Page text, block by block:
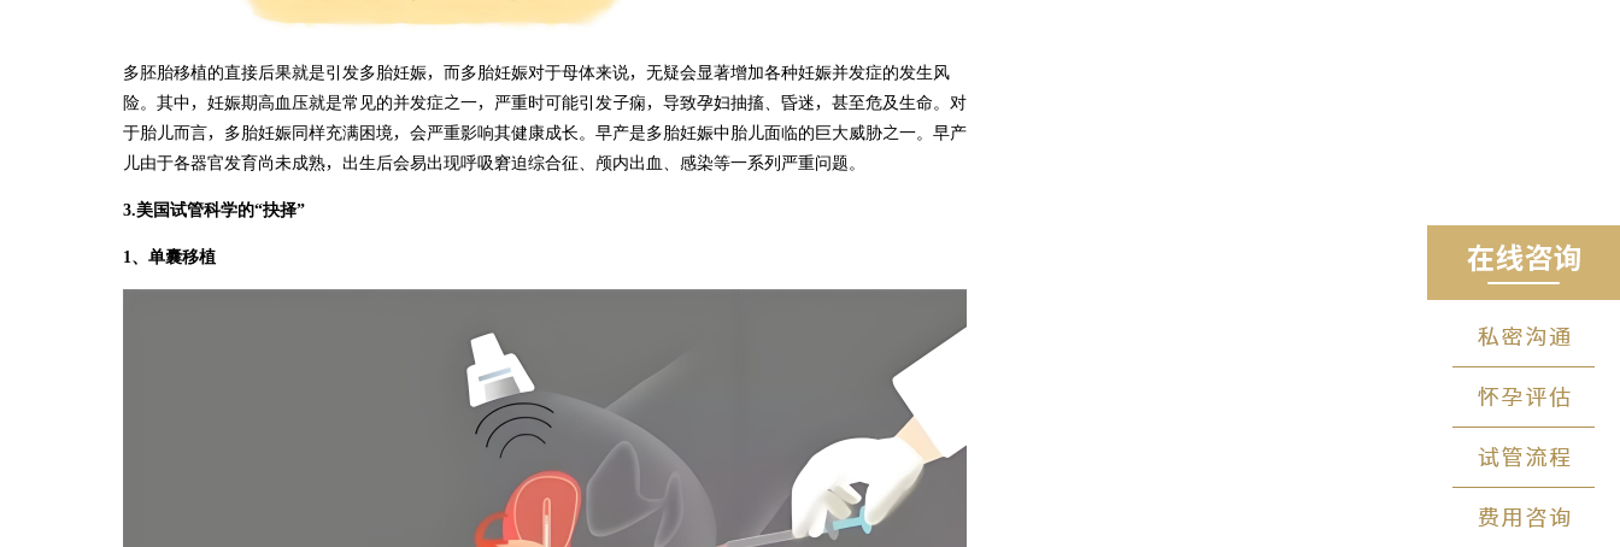
多胚胎移植的直接后果就是引发多胎妊娠，而多胎妊娠对于母体来说，无疑会显著增加各种妊娠并发症的发生风
险。其中，妊娠期高血压就是常见的并发症之一，严重时可能引发子痫，导致孕妇抽搐、昏迷，甚至危及生命。对
于胎儿而言，多胎妊娠同样充满困境，会严重影响其健康成长。早产是多胎妊娠中胎儿面临的巨大威胁之一。早产
儿由于各器官发育尚未成熟，出生后会易出现呼吸窘迫综合征、颅内出血、感染等一系列严重问题。
3.美国试管科学的“抉择”
1、单囊移植